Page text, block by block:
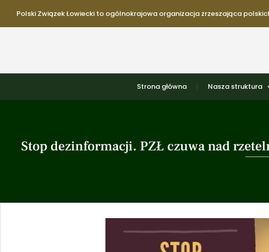
Polski Związek Łowiecki to ogólnokrajowa organizacja zrzeszająca
Strona główna Nasza struktura
Stop dezinformacji. PZŁ czuwa nad